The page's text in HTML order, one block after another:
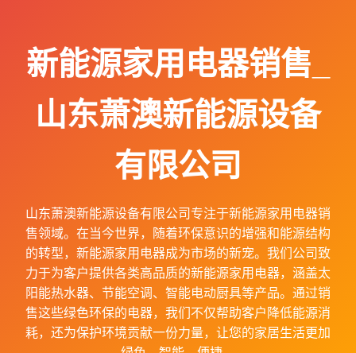
新能源家用电器销售_
山东萧澳新能源设备
有限公司
山东萧澳新能源设备有限公司专注于新能源家用电器销
售领域。在当今世界，随着环保意识的增强和能源结构
的转型，新能源家用电器成为市场的新宠。我们公司致
力于为客户提供各类高品质的新能源家用电器，涵盖太
阳能热水器、节能空调、智能电动厨具等产品。通过销
售这些绿色环保的电器，我们不仅帮助客户降低能源消
耗，还为保护环境贡献一份力量，让您的家居生活更加